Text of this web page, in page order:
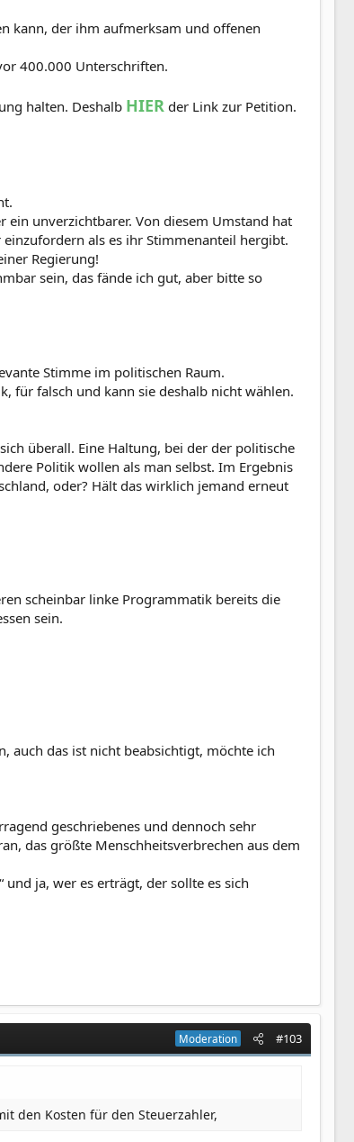
kann, der ihm aufmerksam und offenen
400.000 Unterschriften.
halten. Deshalb HIER der Link zur Petition.
unverzichtbarer. Von diesem Umstand hat
als es ihr Stimmenanteil hergibt.
Regierung!
sein, das fände ich gut, aber bitte so
Stimme im politischen Raum.
für falsch und kann sie deshalb nicht wählen.
überall. Eine Haltung, bei der der politische
Politik wollen als man selbst. Im Ergebnis
oder? Hält das wirklich jemand erneut
scheinbar linke Programmatik bereits die
sein.
auch das ist nicht beabsichtigt, möchte ich
geschriebenes und dennoch sehr
das größte Menschheitsverbrechen aus dem
und ja, wer es erträgt, der sollte es sich
Moderation #103
den Kosten für den Steuerzahler,